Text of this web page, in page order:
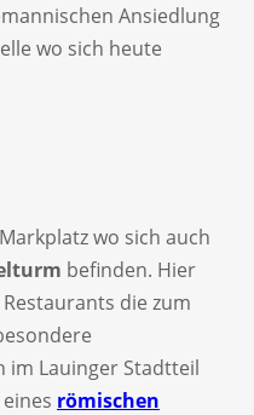
Ansiedlung
wo sich heute
wo sich auch
befinden. Hier
die zum
im Lauinger Stadtteil
römischen